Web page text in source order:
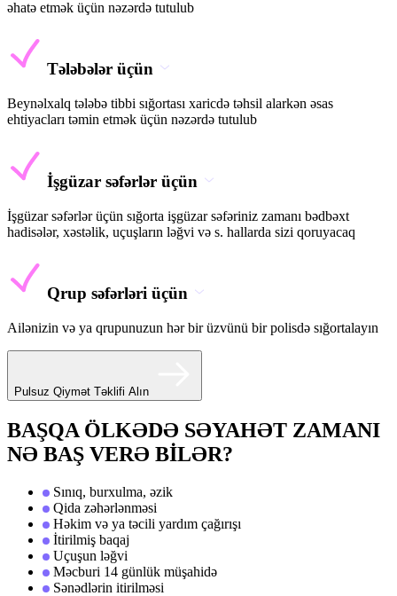
əhatə etmək üçün nəzərdə tutulub
Tələbələr üçün
Beynəlxalq tələbə tibbi sığortası xaricdə təhsil alarkən əsas
ehtiyacları təmin etmək üçün nəzərdə tutulub
İşgüzar səfərlər üçün
İşgüzar səfərlər üçün sığorta işgüzar səfəriniz zamanı bədbəxt
hadisələr, xəstəlik, uçuşların ləğvi və s. hallarda sizi qoruyacaq
Qrup səfərləri üçün
Ailənizin və ya qrupunuzun hər bir üzvünü bir polisdə sığortalayın
Pulsuz Qiymət Təklifi Alın
BAŞQA ÖLKƏDƏ SƏYAHƏT ZAMANI
NƏ BAŞ VERƏ BİLƏR?
Sınıq, burxulma, əzik
Qida zəhərlənməsi
Həkim və ya təcili yardım çağırışı
İtirilmiş baqaj
Uçuşun ləğvi
Məcburi 14 günlük müşahidə
Sənədlərin itirilməsi